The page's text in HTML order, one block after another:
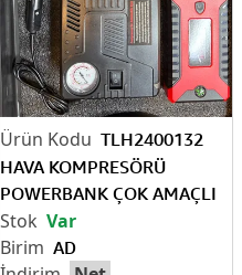
TLH2400132
HAVA KOMPRESÖRÜ
POWERBANK ÇOK AMAÇLI
AD
Var